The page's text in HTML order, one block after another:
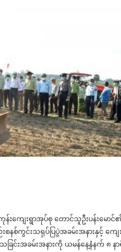
ကုန်းကျေးရွာအုပ်စု တောင်သူဦးပန်းမေ
းစနစ်ကွင်းသရုပ်ပြပွဲအခမ်းအနားနှင့် က
ြင်းအခမ်းအနားကို ယမန်နေ့နံနက် ၈ န